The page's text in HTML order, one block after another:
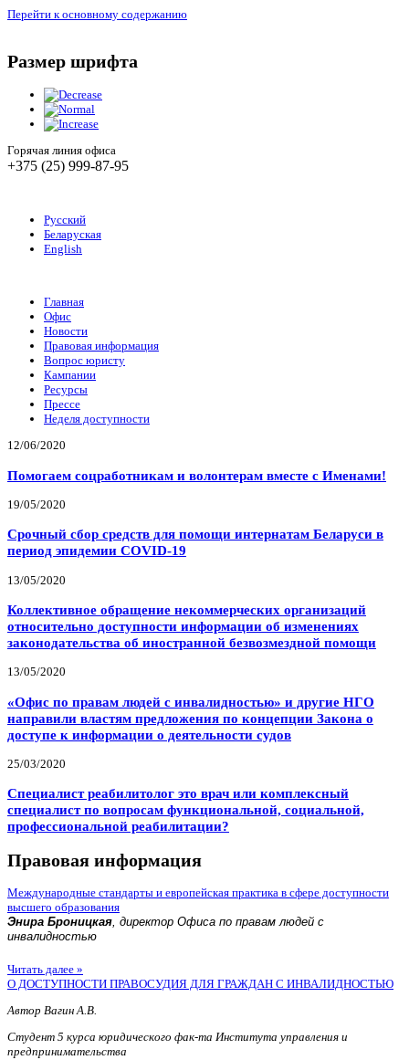
Перейти к основному содержанию
Размер шрифта
Горячая линия офиса
+375 (25) 999-87-95
Русский
Беларуская
English
Главная
Офис
Новости
Правовая информация
Вопрос юристу
Кампании
Ресурсы
Прессе
Неделя доступности
12/06/2020
Помогаем соцработникам и волонтерам вместе с Именами!
19/05/2020
Срочный сбор средств для помощи интернатам Беларуси в
период эпидемии COVID-19
13/05/2020
Коллективное обращение некоммерческих организаций
относительно доступности информации об изменениях
законодательства об иностранной безвозмездной помощи
13/05/2020
«Офис по правам людей с инвалидностью» и другие НГО
направили властям предложения по концепции Закона о
доступе к информации о деятельности судов
25/03/2020
Специалист реабилитолог это врач или комплексный
специалист по вопросам функциональной, социальной,
профессиональной реабилитации?
Правовая информация
Международные стандарты и европейская практика в сфере доступности
высшего образования
Энира Броницкая, директор Офиса по правам людей с
инвалидностью
Читать далее »
О ДОСТУПНОСТИ ПРАВОСУДИЯ ДЛЯ ГРАЖДАН С ИНВАЛИДНОСТЬЮ
Автор Вагин А.В.
Студент 5 курса юридического фак-та Института управления и
предпринимательства